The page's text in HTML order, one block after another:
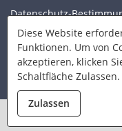
Diese Website
Funktionen. Um von
akzeptieren, klicken
Schaltfläche Zulassen.
Zulassen
Datenschutz-
Allgemeine